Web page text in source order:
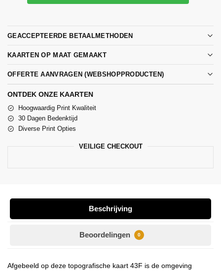
GEACCEPTEERDE BETAALMETHODEN
KAARTEN OP MAAT GEMAAKT
OFFERTE AANVRAGEN (WEBSHOPPRODUCTEN)
ONTDEK ONZE KAARTEN
Hoogwaardig Print Kwaliteit
30 Dagen Bedenktijd
Diverse Print Opties
VEILIGE CHECKOUT
Beschrijving
Beoordelingen 0
Afgebeeld op deze topografische kaart 43F is de omgeving